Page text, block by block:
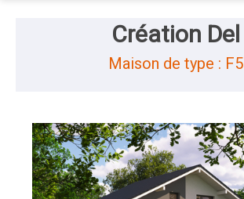
Création Del
Maison de type : F5